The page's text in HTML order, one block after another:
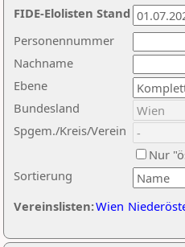
Nachname
Ebene
Sortierung
Personennummer
Bundesland
Spgem./Kreis/Verein
Nur
Vereinslisten:Wien
FIDE-Elolisten Stand